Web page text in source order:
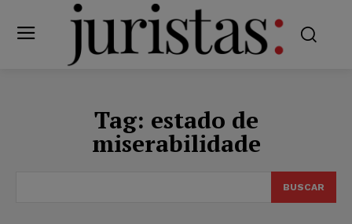
Tag: estado de
miserabilidade
BUSCAR